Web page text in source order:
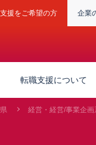
援をご希望の方 企業
転職支援について
経営・経営/事業企画